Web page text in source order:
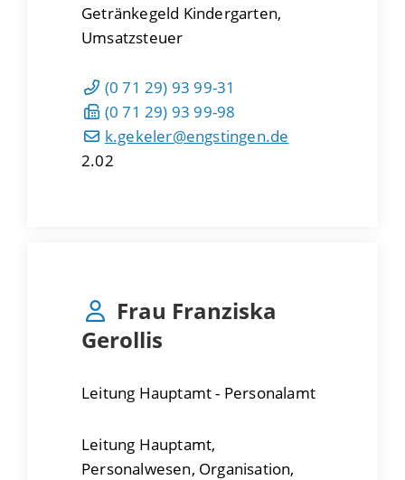
Getränkegeld Kindergarten,
Umsatzsteuer
(0 71 29) 93 99-31
(0 71 29) 93 99-98
k.gekeler@engstingen.de
2.02
Frau Franziska
Gerollis
Leitung Hauptamt - Personalamt
Leitung Hauptamt,
Personalwesen, Organisation,